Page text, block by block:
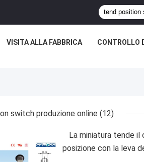
VISITA ALLA FABBRICA CONTROLLO
switch produzione online (12)
La miniatura tende
posizione con la leva